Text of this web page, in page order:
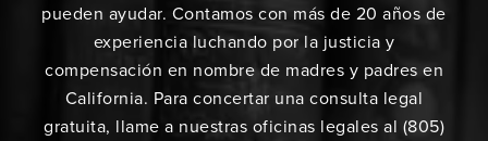
pueden ayudar. Contamos con más de 20 años de
experiencia luchando por la justicia y
compensación en nombre de madres y padres en
California. Para concertar una consulta legal
gratuita, llame a nuestras oficinas legales al (805)